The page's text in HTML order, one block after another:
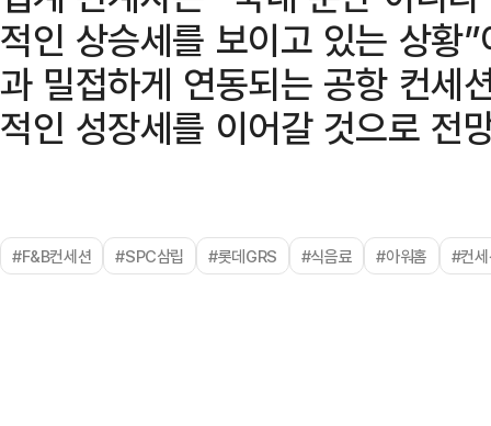
적인 상승세를 보이고 있는 상황
과 밀접하게 연동되는 공항 컨세
적인 성장세를 이어갈 것으로 전
#F&B컨세션 #SPC삼립 #롯데GRS #식음료 #아워홈 #컨